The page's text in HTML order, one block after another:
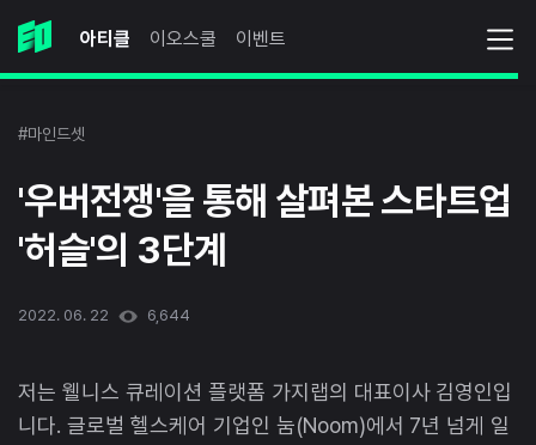
아티클 이오스쿨 이벤트
#마인드셋
'우버전쟁'을 통해 살펴본 스타트업
'허슬'의 3단계
2022. 06. 22 6,644
저는 웰니스 큐레이션 플랫폼 가지랩의 대표이사 김영인입
니다. 글로벌 헬스케어 기업인 눔(Noom)에서 7년 넘게 일